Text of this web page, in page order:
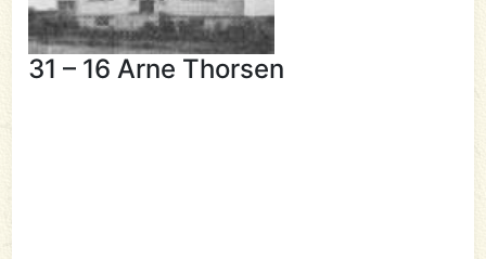
31 – 16 Arne Thorsen